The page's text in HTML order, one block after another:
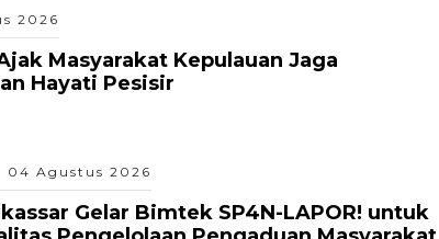
2026
Masyarakat Kepulauan Jaga
Hayati Pesisir
04 Agustus 2026
Gelar Bimtek SP4N-LAPOR! untuk